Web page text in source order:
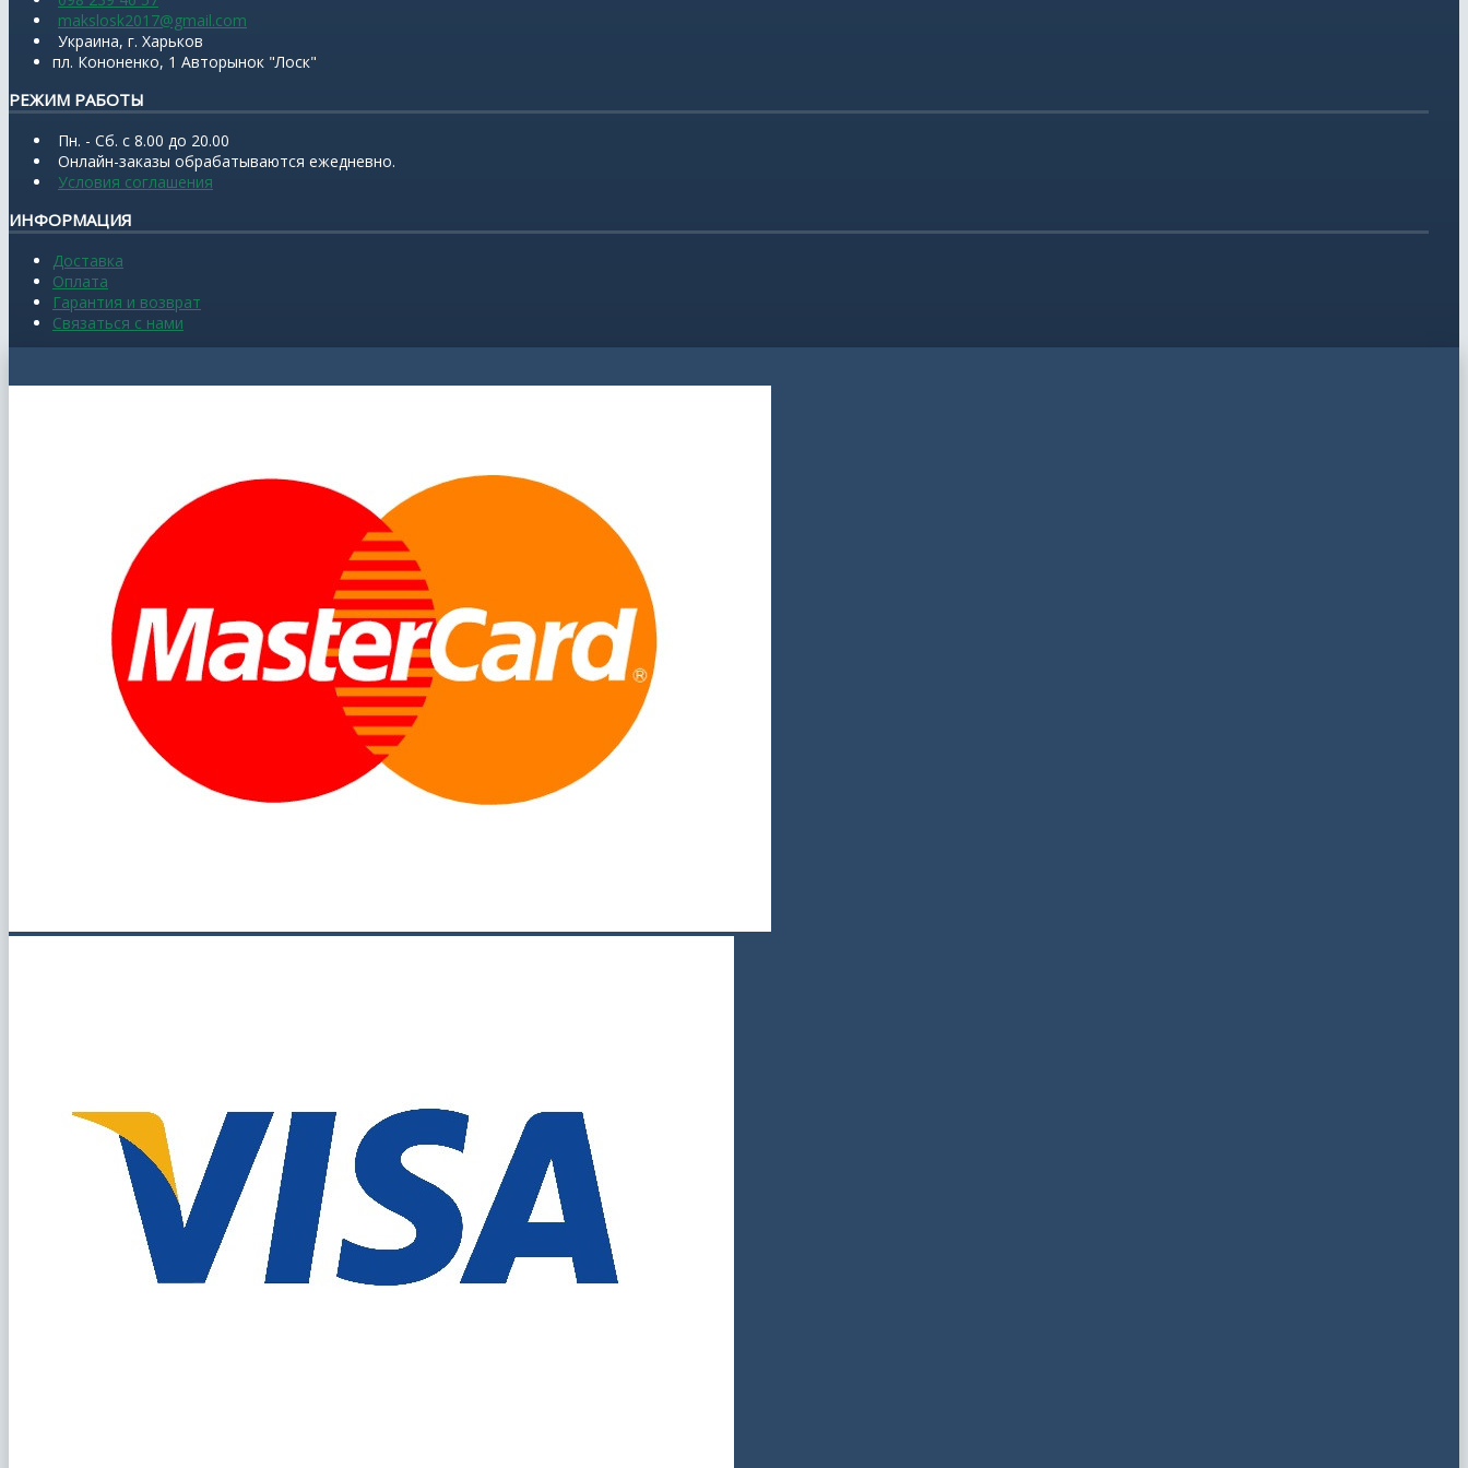
makslosk2017@gmail.com
Украина, г. Харьков
пл. Кононенко, 1 Авторынок "Лоск"
РЕЖИМ РАБОТЫ
Пн. - Сб. с 8.00 до 20.00
Онлайн-заказы обрабатываются ежедневно.
Условия соглашения
ИНФОРМАЦИЯ
Доставка
Оплата
Гарантия и возврат
Связаться с нами